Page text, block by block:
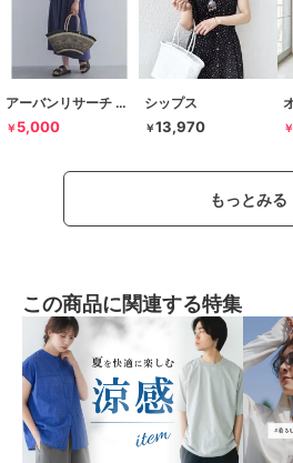
アーバンリサーチ ドアーズ
￥ 5,000
シップス
￥13,970 ￥
もっとみる
この商品に関連する特集